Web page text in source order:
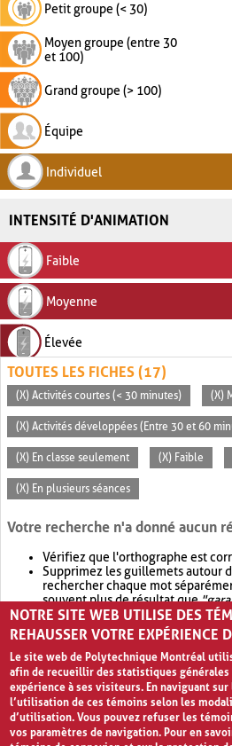
Petit groupe (< 30)
Moyen groupe (entre 30
et 100)
Grand groupe (> 100)
Équipe
Individuel
INTENSITÉ D'ANIMATION
Faible
Moyenne
Élevée
TOUTES LES FICHES (17)
(X) Activités courtes (< 30 minutes) (X)
(X) Activités développées (Entre 30 et 60
(X) En classe seulement (X) Faible
(X) En plusieurs séances
Votre recherche n'a donné aucun
Vérifiez que l'orthographe est
Supprimez les guillemets autour
rechercher chaque mot
souvent plus de résultat que
Envisagez d'élargir votre
retournera souvent plus de
NOTRE SITE WEB UTILISE DES
REHAUSSER VOTRE EXPÉRIENCE
Le site web de Polytechnique Montréal
afin de recueillir des statistiques
expérience à ses visiteurs. En naviguant
l’utilisation de ces témoins selon les
d’utilisation. Vous pouvez refuser les
vos paramètres de navigation. Pour en